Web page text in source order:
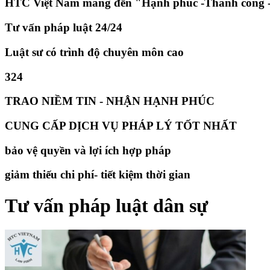
HTC Việt Nam mang đến "Hạnh phúc -Thành
Tư vấn pháp luật 24/24
Luật sư có trình độ chuyên môn cao
324
TRAO NIỀM TIN - NHẬN HẠNH PHÚC
CUNG CẤP DỊCH VỤ PHÁP LÝ TỐT NHẤT
bảo vệ quyền và lợi ích hợp pháp
giảm thiếu chi phí- tiết kiệm thời gian
Tư vấn pháp luật dân sự